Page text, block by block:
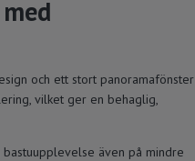
och ett stort panoramafönster
vilket ger en behaglig,
även på mindre